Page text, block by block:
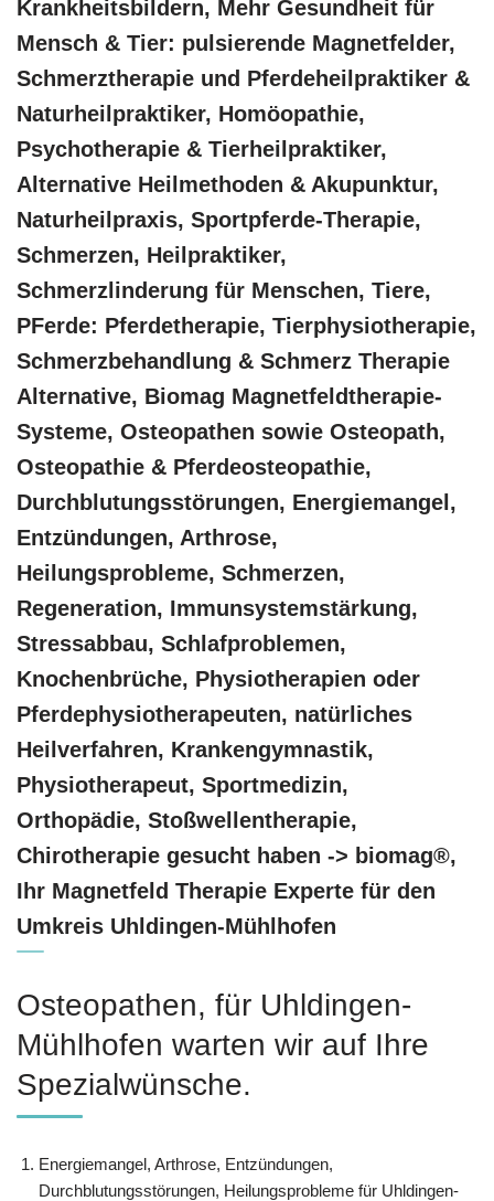
Krankheitsbildern, Mehr Gesundheit für
Mensch & Tier: pulsierende Magnetfelder,
Schmerztherapie und Pferdeheilpraktiker &
Naturheilpraktiker, ‎Homöopathie,
‎Psychotherapie & ‎Tierheilpraktiker,
Alternative Heilmethoden & Akupunktur,
Naturheilpraxis, Sportpferde-Therapie,
Schmerzen, Heilpraktiker,
Schmerzlinderung für Menschen, Tiere,
PFerde: Pferdetherapie, Tierphysiotherapie,
Schmerzbehandlung & Schmerz Therapie
Alternative, Biomag Magnetfeldtherapie-
Systeme, Osteopathen sowie Osteopath,
Osteopathie & Pferdeosteopathie,
Durchblutungsstörungen, Energiemangel,
Entzündungen, Arthrose,
Heilungsprobleme, Schmerzen,
Regeneration, Immunsystemstärkung,
Stressabbau, Schlafproblemen,
Knochenbrüche, Physiotherapien oder
Pferdephysiotherapeuten, natürliches
Heilverfahren, Krankengymnastik,
Physiotherapeut, Sportmedizin,
Orthopädie, Stoßwellentherapie,
Chirotherapie gesucht haben -> biomag®,
Ihr Magnetfeld Therapie Experte für den
Umkreis Uhldingen-Mühlhofen
Osteopathen, für Uhldingen-
Mühlhofen warten wir auf Ihre
Spezialwünsche.
Energiemangel, Arthrose, Entzündungen,
Durchblutungsstörungen, Heilungsprobleme für Uhldingen-